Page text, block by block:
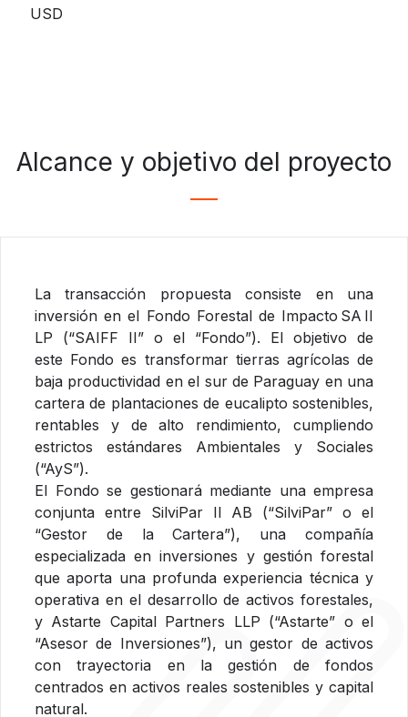
USD
Alcance y objetivo del proyecto
La transacción propuesta consiste en una
inversión en el Fondo Forestal de Impacto SA II
LP (“SAIFF II” o el “Fondo”). El objetivo de
este Fondo es transformar tierras agrícolas de
baja productividad en el sur de Paraguay en una
cartera de plantaciones de eucalipto sostenibles,
rentables y de alto rendimiento, cumpliendo
estrictos estándares Ambientales y Sociales
(“AyS”).
El Fondo se gestionará mediante una empresa
conjunta entre SilviPar II AB (“SilviPar” o el
“Gestor de la Cartera”), una compañía
especializada en inversiones y gestión forestal
que aporta una profunda experiencia técnica y
operativa en el desarrollo de activos forestales,
y Astarte Capital Partners LLP (“Astarte” o el
“Asesor de Inversiones”), un gestor de activos
con trayectoria en la gestión de fondos
centrados en activos reales sostenibles y capital
natural.